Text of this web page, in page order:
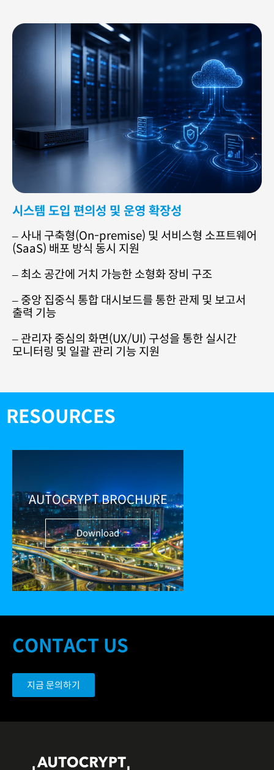
시스템 도입 편의성 및 운영 확장성
– 사내 구축형(On-premise) 및 서비스형 소프트웨어
(SaaS) 배포 방식 동시 지원
– 최소 공간에 거치 가능한 소형화 장비 구조
– 중앙 집중식 통합 대시보드를 통한 관제 및 보고서
출력 기능
– 관리자 중심의 화면(UX/UI) 구성을 통한 실시간
모니터링 및 일괄 관리 기능 지원
RESOURCES
AUTOCRYPT BROCHURE
Download
CONTACT US
지금 문의하기